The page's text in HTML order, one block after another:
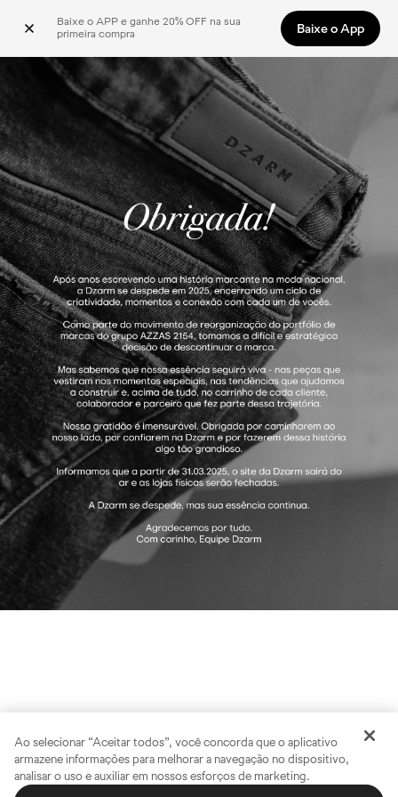
Baixe o APP e ganhe 20% OFF na sua
primeira compra
Baixe o App
Ao selecionar “Aceitar todos”, você concorda que o aplicativo
armazene informações para melhorar a navegação no dispositivo,
analisar o uso e auxiliar em nossos esforços de marketing.